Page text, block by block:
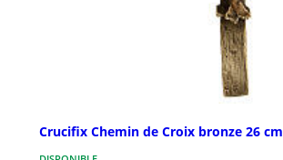
Crucifix Chemin de Croix bronze 26 cm